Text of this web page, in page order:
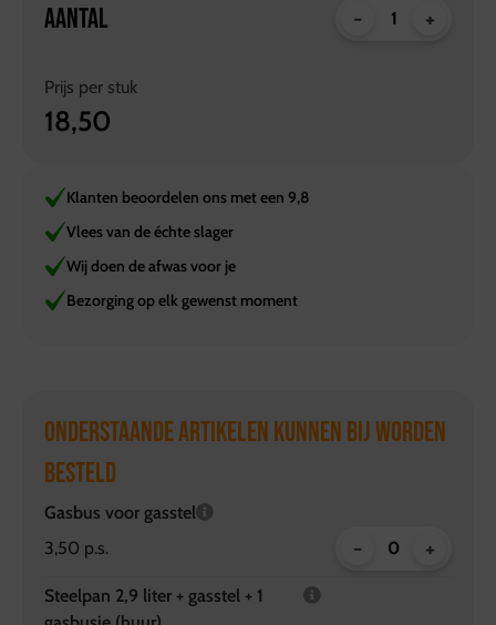
AANTAL - +
Prijs per stuk
18,50
Klanten beoordelen ons met een 9,8
Vlees van de échte slager
Wij doen de afwas voor je
Bezorging op elk gewenst moment
ONDERSTAANDE ARTIKELEN KUNNEN BIJ WORDEN
BESTELD
Gasbus voor gasstel
3,50 p.s.
- +
Steelpan 2,9 liter + gasstel + 1